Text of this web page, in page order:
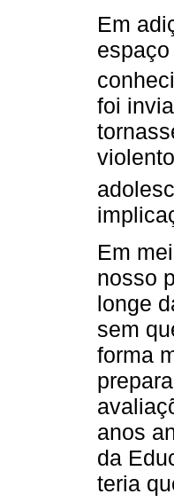
Em
foi
Em
nosso
longe
sem
forma
anos
da
teria